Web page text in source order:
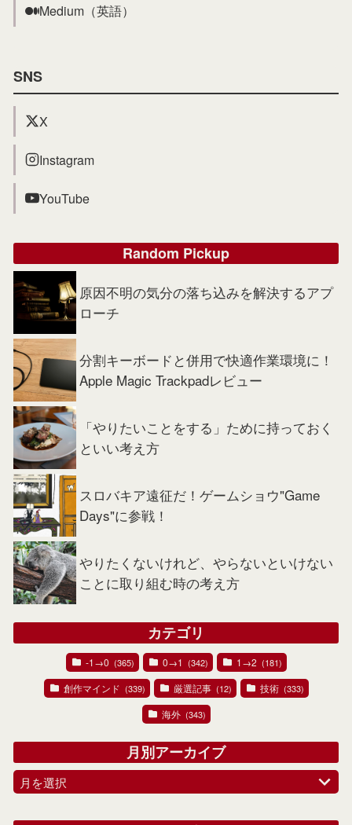
Medium（英語）
SNS
X
Instagram
YouTube
Random Pickup
原因不明の気分の落ち込みを解決するアプ
ローチ
分割キーボードと併用で快適作業環境に！
Apple Magic Trackpadレビュー
「やりたいことをする」ために持っておく
といい考え方
スロバキア遠征だ！ゲームショウ"Game
Days"に参戦！
やりたくないけれど、やらないといけない
ことに取り組む時の考え方
カテゴリ
-1→0 (365) 0→1 (342) 1→2 (181)
創作マインド (339) 厳選記事 (12) 技術 (333)
海外 (343)
月別アーカイブ
月を選択